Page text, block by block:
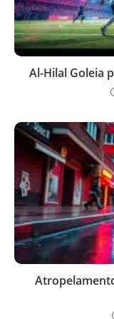
Al-Hilal Goleia